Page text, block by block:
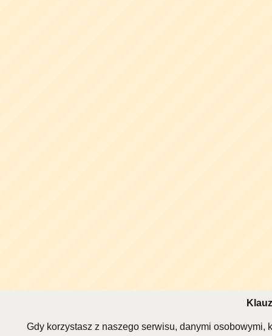
Gdy korzystasz z naszego serwisu, danymi osobowymi,